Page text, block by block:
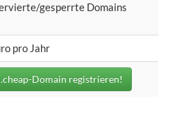
gesperrte Domains
pro Jahr
Domain registrieren!